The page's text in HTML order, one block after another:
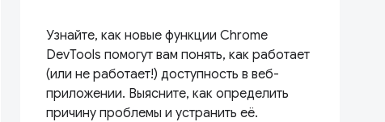
Узнайте, как новые функции Chrome
DevTools помогут вам понять, как работает
(или не работает!) доступность в веб-
приложении. Выясните, как определить
причину проблемы и устранить её.